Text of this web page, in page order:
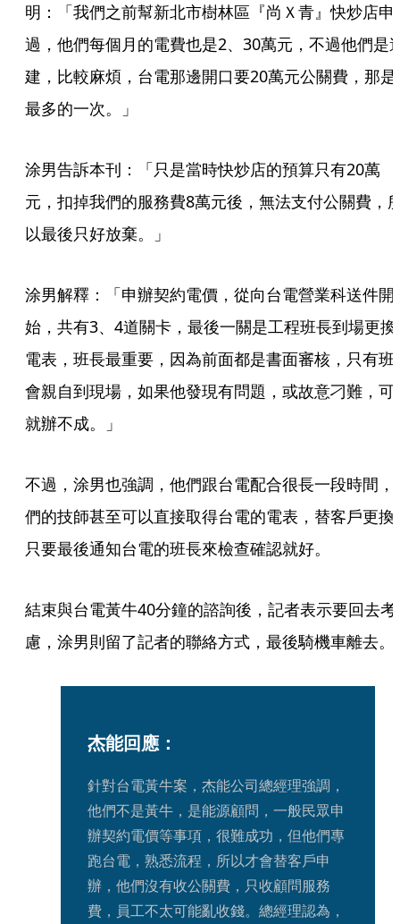
明：「我們之前幫新北市樹林區『尚Ｘ青』快炒店申
過，他們每個月的電費也是2、30萬元，不過他們是
建，比較麻煩，台電那邊開口要20萬元公關費，那是
最多的一次。」
涂男告訴本刊：「只是當時快炒店的預算只有20萬
元，扣掉我們的服務費8萬元後，無法支付公關費，
以最後只好放棄。」
涂男解釋：「申辦契約電價，從向台電營業科送件開
始，共有3、4道關卡，最後一關是工程班長到場更換
電表，班長最重要，因為前面都是書面審核，只有班
會親自到現場，如果他發現有問題，或故意刁難，可
就辦不成。」
不過，涂男也強調，他們跟台電配合很長一段時間，
們的技師甚至可以直接取得台電的電表，替客戶更換
只要最後通知台電的班長來檢查確認就好。
結束與台電黃牛40分鐘的諮詢後，記者表示要回去考
慮，涂男則留了記者的聯絡方式，最後騎機車離去。
杰能回應：
針對台電黃牛案，杰能公司總經理強調，
他們不是黃牛，是能源顧問，一般民眾申
辦契約電價等事項，很難成功，但他們專
跑台電，熟悉流程，所以才會替客戶申
辦，他們沒有收公關費，只收顧問服務
費，員工不太可能亂收錢。總經理認為，